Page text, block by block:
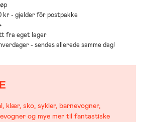
- gjelder för postpakke
fra eget lager
- sendes allerede samme dag!
klær, sko, sykler, barnevogner,
og mye mer til fantastiske